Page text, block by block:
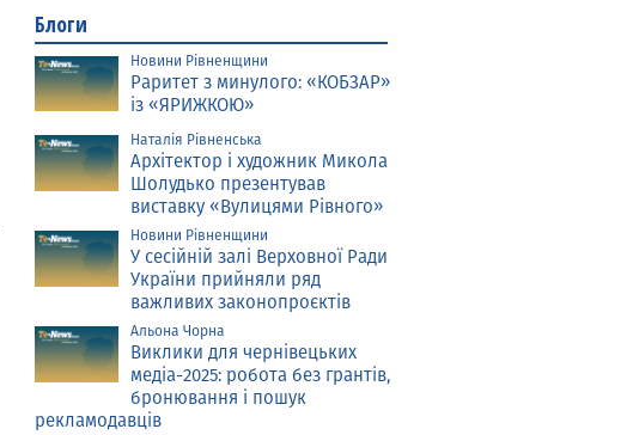
Блоги
Новини Рівненщини
Раритет з минулого: «КОБЗАР»
із «ЯРИЖКОЮ»
Наталія Рівненська
Архітектор і художник Микола
Шолудько презентував
виставку «Вулицями Рівного»
Новини Рівненщини
У сесійній залі Верховної Ради
України прийняли ряд
важливих законопроєктів
Альона Чорна
Виклики для чернівецьких
медіа-2025: робота без грантів,
бронювання і пошук
рекламодавців